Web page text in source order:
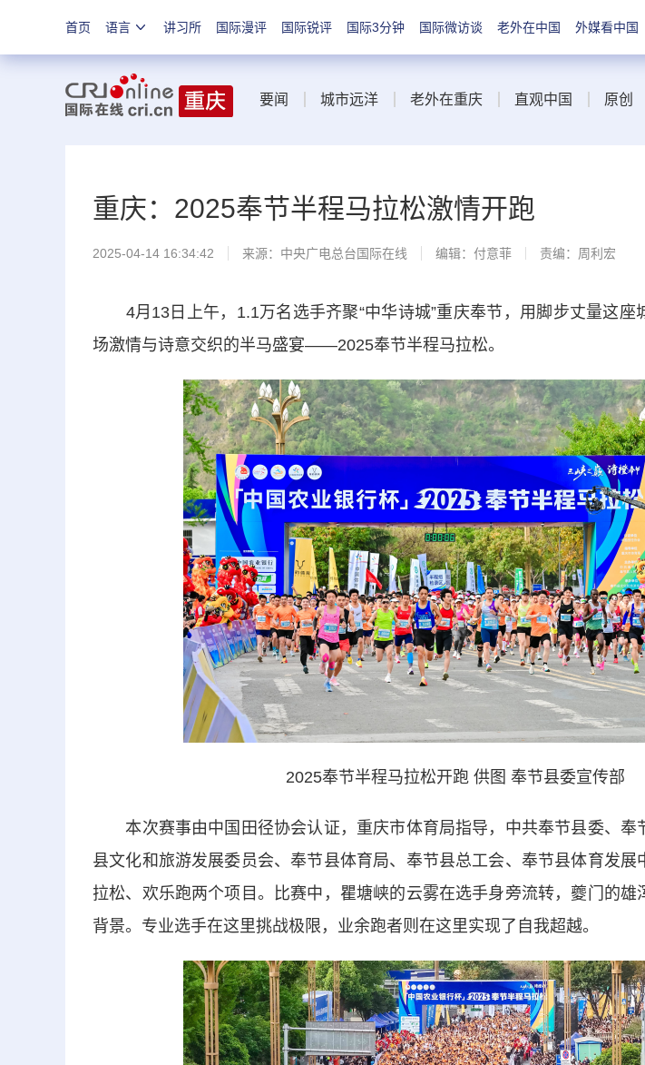
首页 语言 讲习所 国际漫评 国际锐评 国际3分钟 国际微访谈 老外在中国 外媒看中国
要闻 城市远洋 老外在重庆 直观中国 原创
重庆：2025奉节半程马拉松激情开跑
2025-04-14 16:34:42 来源：中央广电总台国际在线 编辑：付意菲 责编：周利宏
4月13日上午，1.1万名选手齐聚“中华诗城”重庆奉节，用脚步丈量这座
场激情与诗意交织的半马盛宴——2025奉节半程马拉松。
2025奉节半程马拉松开跑 供图 奉节县委宣传部
本次赛事由中国田径协会认证，重庆市体育局指导，中共奉节县委、奉
县文化和旅游发展委员会、奉节县体育局、奉节县总工会、奉节县体育发展
拉松、欢乐跑两个项目。比赛中，瞿塘峡的云雾在选手身旁流转，夔门的雄
背景。专业选手在这里挑战极限，业余跑者则在这里实现了自我超越。